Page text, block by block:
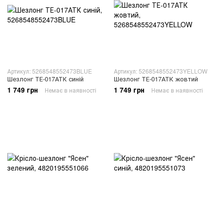
Артикул: 5268548552473BLUE
Шезлонг ТЕ-017АТК синій
1 749 грн Немає в наявності
Артикул: 5268548552473YELLOW
Шезлонг ТЕ-017АТК жовтий
1 749 грн Немає в наявності